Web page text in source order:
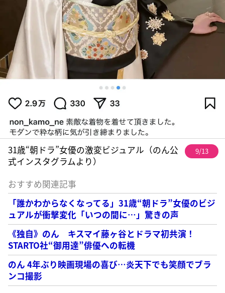
31歳“朝ドラ”女優の激変ビジュアル（のん公
式インスタグラムより）
9/13
おすすめ関連記事
「誰かわからなくなってる」31歳“朝ドラ”女優のビジ
ュアルが衝撃変化「いつの間に…」驚きの声
《独自》のん キスマイ藤ヶ谷とドラマ初共演！
STARTO社“御用達”俳優への転機
のん 4年ぶり映画現場の喜び…炎天下でも笑顔でブラ
ンコ撮影